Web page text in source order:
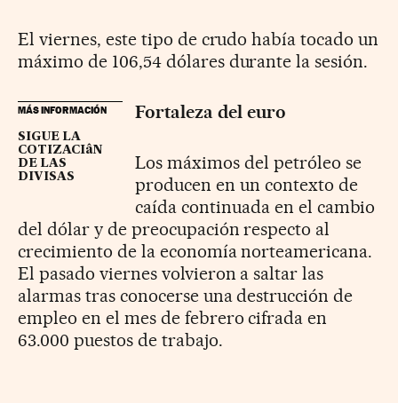
El viernes, este tipo de crudo había tocado un
máximo de 106,54 dólares durante la sesión.
MÁS INFORMACIÓN
SIGUE LA
COTIZACIâN
DE LAS
DIVISAS
Fortaleza del euro
Los máximos del petróleo se
producen en un contexto de
caída continuada en el cambio
del dólar y de preocupación respecto al
crecimiento de la economía norteamericana.
El pasado viernes volvieron a saltar las
alarmas tras conocerse una destrucción de
empleo en el mes de febrero cifrada en
63.000 puestos de trabajo.